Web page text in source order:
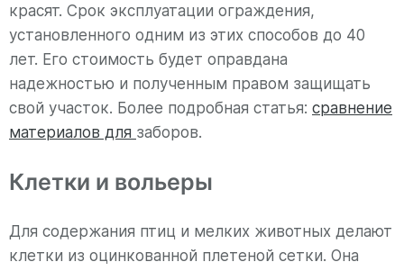
красят. Срок эксплуатации ограждения,
установленного одним из этих способов до 40
лет. Его стоимость будет оправдана
надежностью и полученным правом защищать
свой участок. Более подробная статья: сравнение
материалов для заборов.
Клетки и вольеры
Для содержания птиц и мелких животных делают
клетки из оцинкованной плетеной сетки. Она